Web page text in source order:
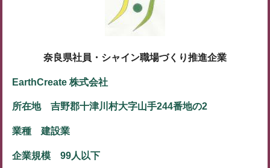
奈良県社員・シャイン職場づくり推進企業
EarthCreate 株式会社
所在地 吉野郡十津川村大字山手244番地の2
業種 建設業
企業規模 99人以下